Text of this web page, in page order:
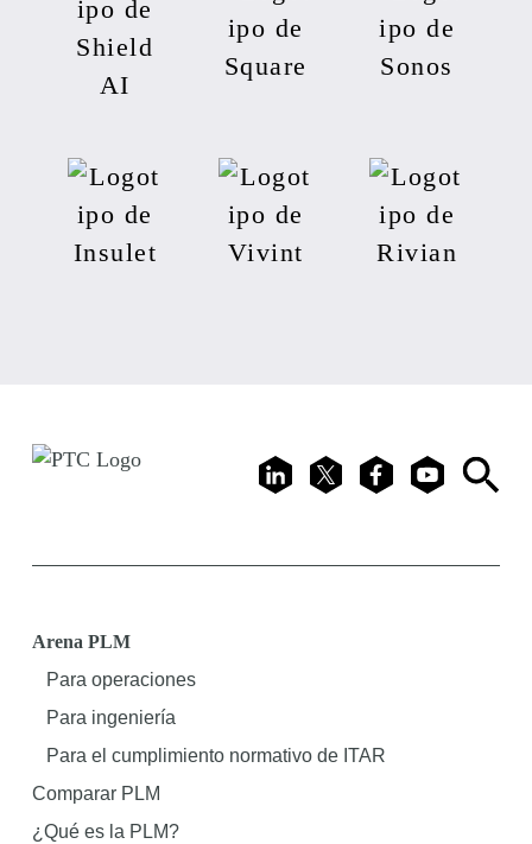
LinkedIn
X FacebookYoutubeSearch
Arena PLM
Para operaciones
Para ingeniería
Para el cumplimiento normativo de ITAR
Comparar PLM
¿Qué es la PLM?